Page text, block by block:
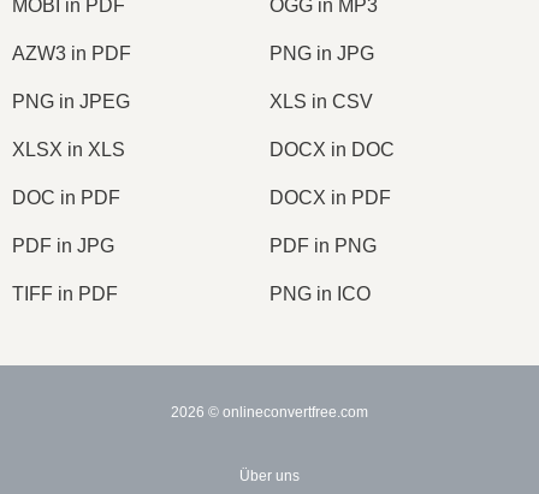
MOBI in PDF OGG in MP3
AZW3 in PDF PNG in JPG
PNG in JPEG XLS in CSV
XLSX in XLS DOCX in DOC
DOC in PDF DOCX in PDF
PDF in JPG PDF in PNG
TIFF in PDF PNG in ICO
2026 © onlineconvertfree.com
Über uns